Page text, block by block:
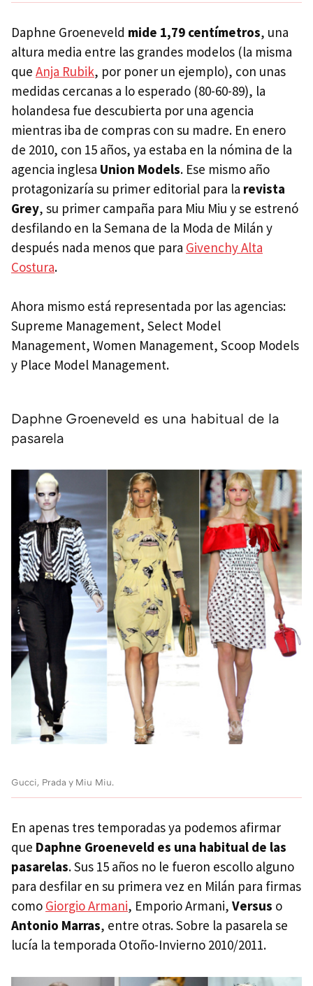
Daphne Groeneveld mide 1,79 centímetros, una
altura media entre las grandes modelos (la misma
que Anja Rubik, por poner un ejemplo), con unas
medidas cercanas a lo esperado (80-60-89), la
holandesa fue descubierta por una agencia
mientras iba de compras con su madre. En enero
de 2010, con 15 años, ya estaba en la nómina de la
agencia inglesa Union Models. Ese mismo año
protagonizaría su primer editorial para la revista
Grey, su primer campaña para Miu Miu y se estrenó
desfilando en la Semana de la Moda de Milán y
después nada menos que para Givenchy Alta
Costura.
Ahora mismo está representada por las agencias:
Supreme Management, Select Model
Management, Women Management, Scoop Models
y Place Model Management.
Daphne Groeneveld es una habitual de la
pasarela
Gucci, Prada y Miu Miu.
En apenas tres temporadas ya podemos afirmar
que Daphne Groeneveld es una habitual de las
pasarelas. Sus 15 años no le fueron escollo alguno
para desfilar en su primera vez en Milán para firmas
como Giorgio Armani, Emporio Armani, Versus o
Antonio Marras, entre otras. Sobre la pasarela se
lucía la temporada Otoño-Invierno 2010/2011.